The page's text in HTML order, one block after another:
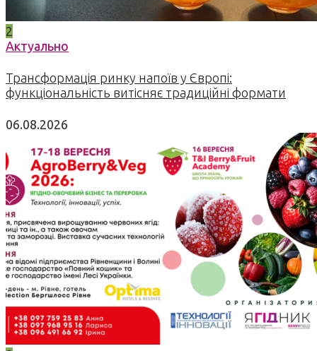
2
Актуально
Трансформація ринку напоїв у Європі:
функціональність витісняє традиційні формати
06.08.2026